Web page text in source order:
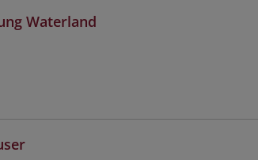
Waterland